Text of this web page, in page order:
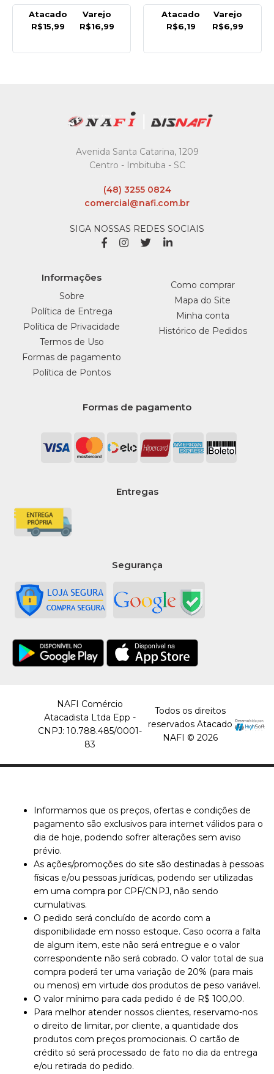
Atacado
R$15,99
Varejo
R$16,99
Atacado
R$6,19
Varejo
R$6,99
Avenida Santa Catarina, 1209
Centro - Imbituba - SC
(48) 3255 0824
comercial@nafi.com.br
SIGA NOSSAS REDES SOCIAIS
Informações
Sobre
Política de Entrega
Política de Privacidade
Termos de Uso
Formas de pagamento
Política de Pontos
Como comprar
Mapa do Site
Minha conta
Histórico de Pedidos
Formas de pagamento
Entregas
Segurança
NAFI Comércio
Atacadista Ltda Epp -
CNPJ: 10.788.485/0001-
83
Todos os direitos
reservados Atacado
NAFI © 2026
Informamos que os preços, ofertas e condições de
pagamento são exclusivos para internet válidos para o
dia de hoje, podendo sofrer alterações sem aviso
prévio.
As ações/promoções do site são destinadas à pessoas
físicas e/ou pessoas jurídicas, podendo ser utilizadas
em uma compra por CPF/CNPJ, não sendo
cumulativas.
O pedido será concluído de acordo com a
disponibilidade em nosso estoque. Caso ocorra a falta
de algum item, este não será entregue e o valor
correspondente não será cobrado. O valor total de sua
compra poderá ter uma variação de 20% (para mais
ou menos) em virtude dos produtos de peso variável.
O valor mínimo para cada pedido é de R$ 100,00.
Para melhor atender nossos clientes, reservamo-nos
o direito de limitar, por cliente, a quantidade dos
produtos com preços promocionais. O cartão de
crédito só será processado de fato no dia da entrega
e/ou retirada do pedido.